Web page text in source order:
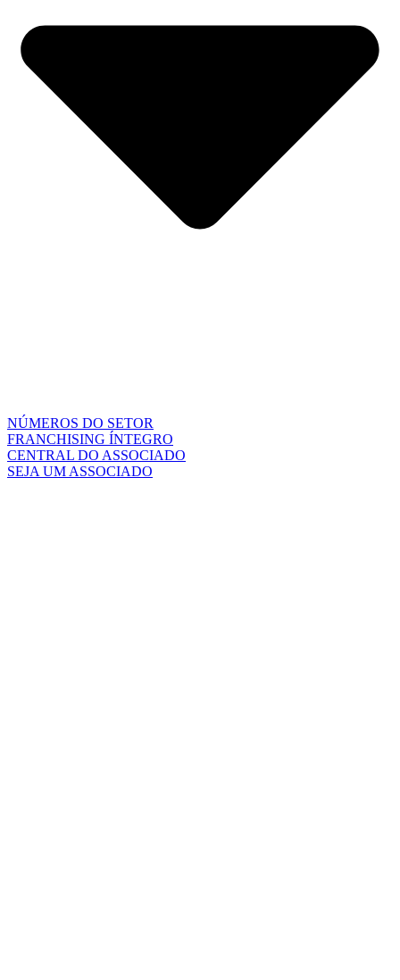
NÚMEROS DO SETOR
FRANCHISING ÍNTEGRO
CENTRAL DO ASSOCIADO
SEJA UM ASSOCIADO